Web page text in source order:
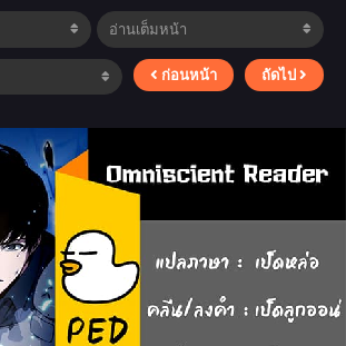
ก่อนหน้า ถัดไป